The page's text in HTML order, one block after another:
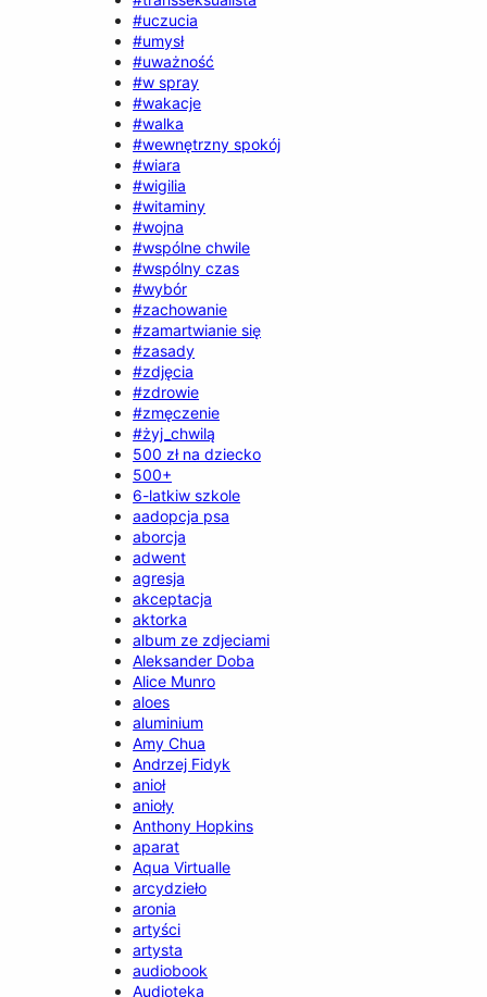
#uczucia
#umysł
#uważność
#w spray
#wakacje
#walka
#wewnętrzny spokój
#wiara
#wigilia
#witaminy
#wojna
#wspólne chwile
#wspólny czas
#wybór
#zachowanie
#zamartwianie się
#zasady
#zdjęcia
#zdrowie
#zmęczenie
#żyj_chwilą
500 zł na dziecko
500+
6-latkiw szkole
aadopcja psa
aborcja
adwent
agresja
akceptacja
aktorka
album ze zdjeciami
Aleksander Doba
Alice Munro
aloes
aluminium
Amy Chua
Andrzej Fidyk
anioł
anioły
Anthony Hopkins
aparat
Aqua Virtualle
arcydzieło
aronia
artyści
artysta
audiobook
Audioteka